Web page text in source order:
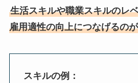
生活スキルや職業スキルのレ
雇用適性の向上につなげるの
スキルの例：